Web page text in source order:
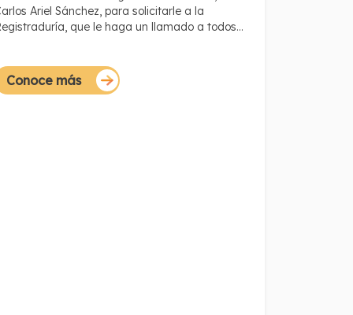
Ariel Sánchez, para solicitarle a la
que le haga un llamado a todos
elecciones presidenciales, tal y como lo exige
Constitución y la ley.
Conoce más